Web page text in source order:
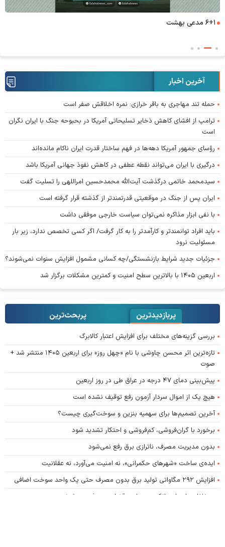
۶+۱ مدعی بهشت
آخرین اخبار
حمله تند مهاجری به باقر خرازی: نمره اخلاقش صفر است
ترامپ از افشای کاهش ذخایر تسلیحاتی آمریکا در بحبوحه جنگ با ایران نگران
است
رؤسای جمهور آمریکا دهه‌ها در فهم ساختار قدرت ایران ناکام مانده‌اند
درگیری با ایران می‌تواند نقطه عطفی در کاهش نفوذ جهانی آمریکا باشد
سیدمحمد خاتمی درگذشت آیت‌الله محمدحسین امراللهی را تسلیت گفت
ایران پس از جنگ در موقعیتی قدرتمندتر از گذشته قرار گرفته است
با نفی ابزار مذاکره نمی‌توان سیاست خارجی موفقی داشت
باید افراد توانمندتر و کارآمدتر را به کار گرفت/ اگر کسی تخصص ندارد، زیر بار
مسئولیت نرود
جزئیات جدید شرایط بازنشستگی/چه کسانی مشمول افزایش سنوات نمی‌شوند؟
اربعین ۱۴۰۵ با بالاترین سطح امنیت و کمترین مشکلات برگزار شد
پربازدیدترین پربحث‌ترین‌
بررسی گزینه‌های مختلف برای افزایش اعتبار کالابرگ
تازه‌ترین اثر محسن چاوشی با نام «چهل روز» برای اربعین ۱۴۰۵ منتشر شد +
صوت
پیش‌بینی دمای ۴۷ درجه در عراق طی در روز اربعین
هیچ یک از اموال سردار آزمون رفع توقیف نشده است
آخرین تصمیم‌ها برای سهمیه بنزین و سوخت‌گیری چیست؟
برخورد با گران‌فروشی، کم‌فروشی و احتکار تشدید شود
بدون مدیریت مصرف، ناترازی برق رفع نمی‌شود
ایده‌ی ساخت «شهرهای حکمرانی»، نه امنیت می‌آورد، نه عقلانیت
افزایش ۲۹۲ مگاواتی تولید برق بدون مصرف حتی یک واحد سوخت اضافی
متخلفان وام‌های بانکی به مراجع قضایی معرفی می‌شوند